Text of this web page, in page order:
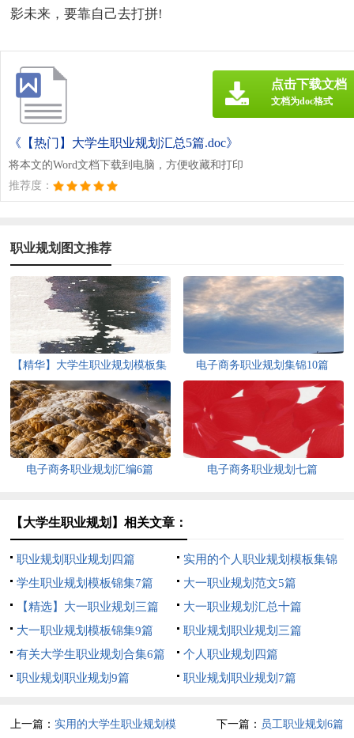
影未来，要靠自己去打拼!
《【热门】大学生职业规划汇总5篇.doc》
将本文的Word文档下载到电脑，方便收藏和打印
推荐度：
点击下载文档
文档为doc格式
职业规划图文推荐
【精华】大学生职业规划模板集
锦6篇
电子商务职业规划集锦10篇
电子商务职业规划汇编6篇 电子商务职业规划七篇
【大学生职业规划】相关文章：
职业规划职业规划四篇
实用的个人职业规划模板集锦
9篇
学生职业规划模板锦集7篇
大一职业规划范文5篇
【精选】大一职业规划三篇
大一职业规划汇总十篇
大一职业规划模板锦集9篇
职业规划职业规划三篇
有关大学生职业规划合集6篇
个人职业规划四篇
职业规划职业规划9篇
职业规划职业规划7篇
上一篇： 实用的大学生职业规划模 下一篇： 员工职业规划6篇